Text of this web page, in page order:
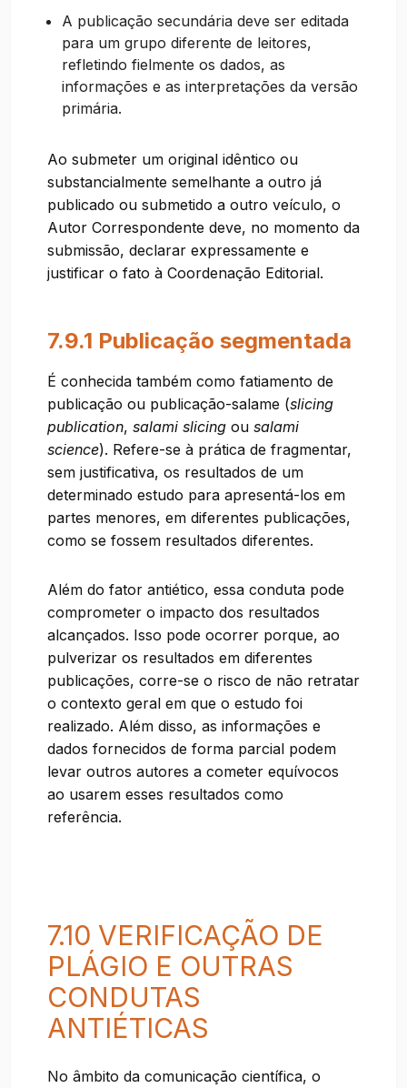
A publicação secundária deve ser editada
para um grupo diferente de leitores,
refletindo fielmente os dados, as
informações e as interpretações da versão
primária.
Ao submeter um original idêntico ou
substancialmente semelhante a outro já
publicado ou submetido a outro veículo, o
Autor Correspondente deve, no momento da
submissão, declarar expressamente e
justificar o fato à Coordenação Editorial.
7.9.1 Publicação segmentada
É conhecida também como fatiamento de
publicação ou publicação-salame (slicing
publication, salami slicing ou salami
science). Refere-se à prática de fragmentar,
sem justificativa, os resultados de um
determinado estudo para apresentá-los em
partes menores, em diferentes publicações,
como se fossem resultados diferentes.
Além do fator antiético, essa conduta pode
comprometer o impacto dos resultados
alcançados. Isso pode ocorrer porque, ao
pulverizar os resultados em diferentes
publicações, corre-se o risco de não retratar
o contexto geral em que o estudo foi
realizado. Além disso, as informações e
dados fornecidos de forma parcial podem
levar outros autores a cometer equívocos
ao usarem esses resultados como
referência.
7.10 VERIFICAÇÃO DE
PLÁGIO E OUTRAS
CONDUTAS
ANTIÉTICAS
No âmbito da comunicação científica, o